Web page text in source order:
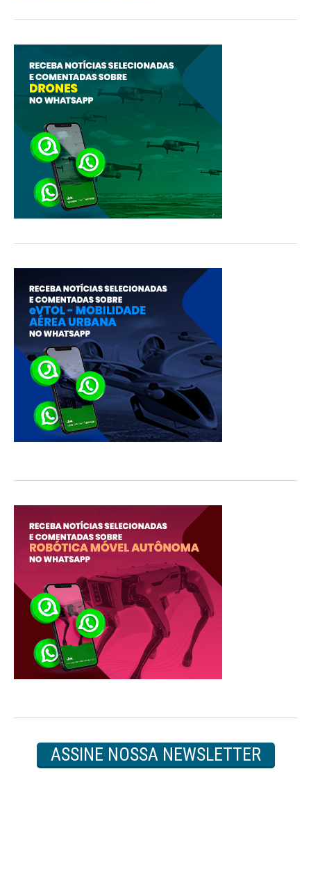
ASSINE NOSSA NEWSLETTER